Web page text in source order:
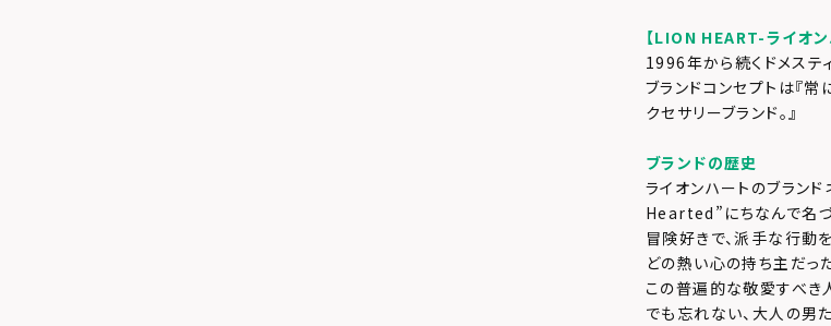
【LION HEART-ライオン
1996年から続くドメステ
ブランドコンセプトは『
クセサリーブランド。』
ブランドの歴史
ライオンハートのブラン
Hearted”にちなんで名づ
冒険好きで、派手な行動
どの熱い心の持ち主だった
この普遍的な敬愛すべき
でも忘れない、大人の男